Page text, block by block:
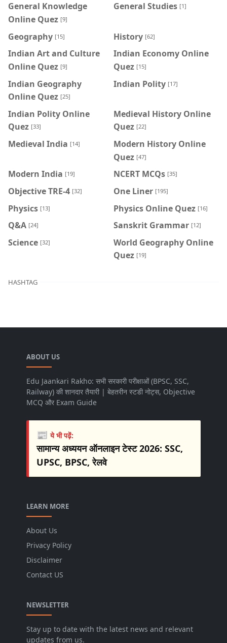
General Knowledge
Online Quez [9]
General Studies [1]
Geography [15] History [62]
Indian Art and Culture
Online Quez [9]
Indian Economy Online
Quez [15]
Indian Geography
Online Quez [25]
Indian Polity [17]
Indian Polity Online
Quez [33]
Medieval History Online
Quez [22]
Medieval India [14]
Modern History Online
Quez [47]
Modern India [19] NCERT MCQs [35]
Objective TRE-4 [32] One Liner [195]
Physics [13] Physics Online Quez [16]
Q&A [24] Sanskrit Grammar [12]
Science [32]
World Geography Online
Quez [19]
HASHTAG
ABOUT US
Edu Jaankari Rakho: सभी सरकारी परीक्षाओं (BPSC, SSC,
Railway) की शानदार तैयारी | बेहतरीन स्टडी नोट्स, Objective
MCQ और Exam Guide
📰ये भी पढ़ें:
सामान्य अध्ययन ऑनलाइन टेस्ट 2026: SSC,
UPSC, BPSC, रेलवे
LEARN MORE
About Us
Privacy Policy
Disclaimer
Contact US
NEWSLETTER
Stay up to date with the latest news and relevant
updates from us.